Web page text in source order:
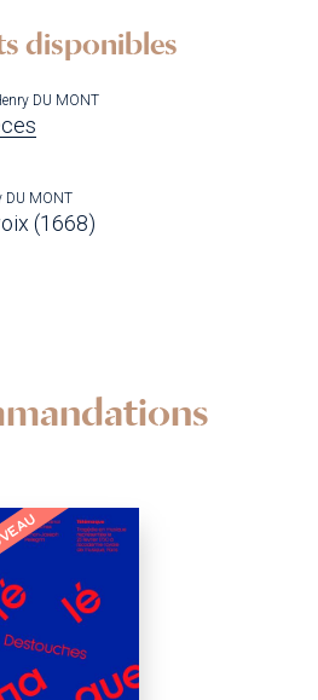
disponibles
DU MONT
DU MONT
(1668)